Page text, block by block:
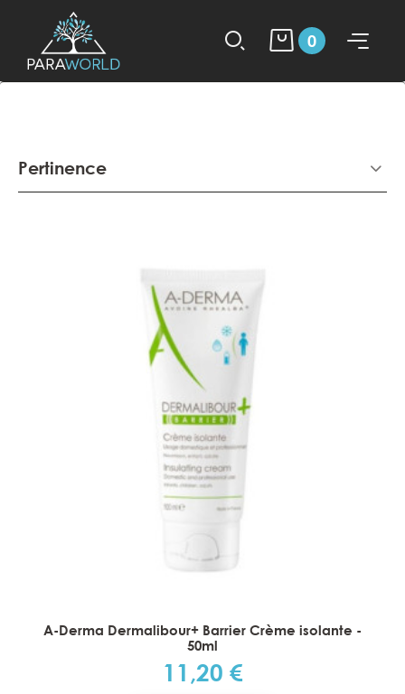
0
Pertinence
A-Derma Dermalibour+ Barrier Crème isolante -
50ml
Prix
11,20 €